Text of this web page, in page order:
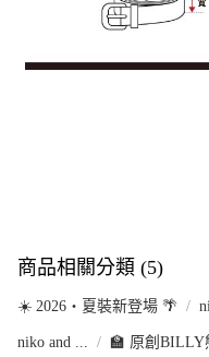
商品相關分類 (5)
☀️ 2026・夏裝新登場 🌴
niko and ... 🏫 原創BILLY